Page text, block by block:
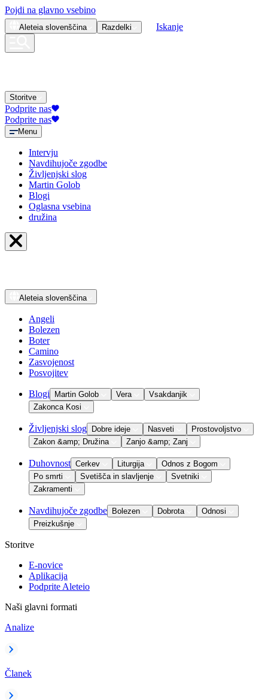
Pojdi na glavno vsebino
Aleteia slovenščina Razdelki Iskanje
Storitve
Podprite nas
Podprite nas
Menu
Intervju
Navdihujoče zgodbe
Življenjski slog
Martin Golob
Blogi
Oglasna vsebina
družina
Aleteia slovenščina
Angeli
Bolezen
Boter
Camino
Zasvojenost
Posvojitev
Blogi Martin Golob Vera
Vsakdanjik
Zakonca Kosi
Življenjski slog Dobre ideje Nasveti
Prostovoljstvo
Zakon &amp; Družina
Zanjo &amp; Zanj
Duhovnost Cerkev Liturgija
Odnos z Bogom
Po smrti
Svetišča in slavljenje
Svetniki
Zakramenti
Navdihujoče zgodbe Bolezen Dobrota
Odnosi
Preizkušnje
Storitve
E-novice
Aplikacija
Podprite Aleteio
Naši glavni formati
Analize
Članek